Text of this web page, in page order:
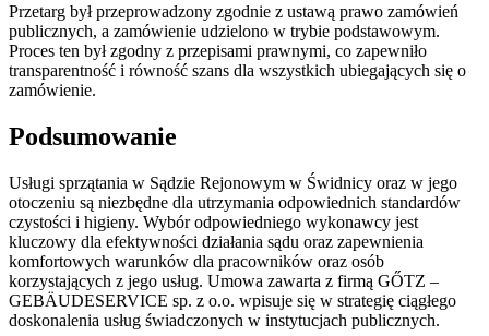
Przetarg był przeprowadzony zgodnie z ustawą prawo zamówień
publicznych, a zamówienie udzielono w trybie podstawowym.
Proces ten był zgodny z przepisami prawnymi, co zapewniło
transparentność i równość szans dla wszystkich ubiegających się o
zamówienie.
Podsumowanie
Usługi sprzątania w Sądzie Rejonowym w Świdnicy oraz w jego
otoczeniu są niezbędne dla utrzymania odpowiednich standardów
czystości i higieny. Wybór odpowiedniego wykonawcy jest
kluczowy dla efektywności działania sądu oraz zapewnienia
komfortowych warunków dla pracowników oraz osób
korzystających z jego usług. Umowa zawarta z firmą GŐTZ –
GEBÄUDESERVICE sp. z o.o. wpisuje się w strategię ciągłego
doskonalenia usług świadczonych w instytucjach publicznych.